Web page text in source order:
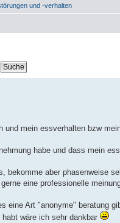
und -verhalten
mein essverhalten bzw
habe und dass mein
bekomme aber phasenweise
eine professionelle
eine Art "anonyme" beratung
wäre ich sehr dankbar